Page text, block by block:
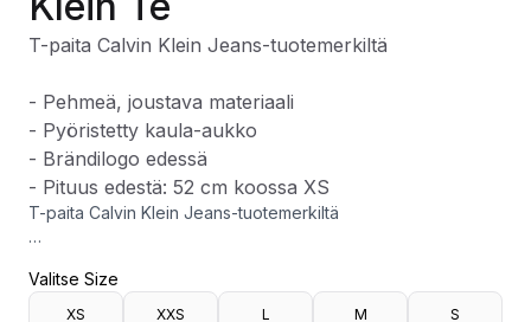
T-paita Calvin Klein Jeans-tuotemerkiltä
- Pehmeä, joustava materiaali
- Pyöristetty kaula-aukko
- Brändilogo edessä
- Pituus edestä: 52 cm koossa XS
T-paita Calvin Klein Jeans-tuotemerkiltä
- Pyöristetty kaula-aukko
- Brändilogo edessä
Valitse Size
XS XXS L M S